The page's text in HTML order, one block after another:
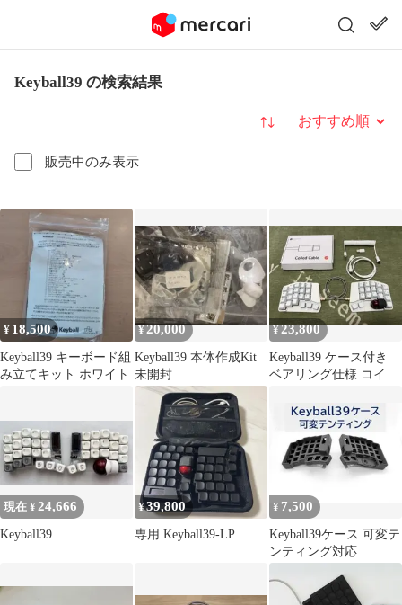
Keyball39 の検索結果
販売中のみ表示
並び替え
¥ 18,500
Keyball39 キーボード組
み立てキット ホワイト
¥20,000
Keyball39 本体作成Kit
未開封
¥23,800
Keyball39 ケース付き
ベアリング仕様 コイル
現在 ¥ 24,666
Keyball39
¥39,800
専用 Keyball39-LP
¥ 7,500
Keyball39ケース 可変テ
ンティング対応